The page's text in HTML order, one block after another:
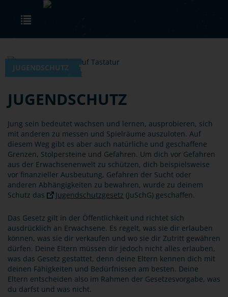
Skip to main content
JUGENDSCHUTZ
JUGENDSCHUTZ
Jung sein bedeutet wachsen und lernen, ausprobieren, sich
mit anderen zu messen und Spielräume auszuloten. Auf
diesem Weg gibt es aber auch natürliche und geschaffene
Grenzen, Stolpersteine und Gefahren. Um dich vor Gefahren
aus der Erwachsenenwelt zu schützen, dich beispielsweise
vor finanzieller Ausbeutung, Gefahren der Sucht oder
anderen Abhängigkeiten zu bewahren, wurde zu deinem
Schutz das
Jugendschutzgesetz (JuSchG) geschaffen.
Das Gesetz gilt in der Öffentlichkeit und richtet sich
ausdrücklich an Erwachsene. Es regelt, was sie dir erlauben
können, was sie dir verkaufen und wo sie dir Zutritt gewähren
dürfen. Deine Eltern müssen dir jedoch nicht alles erlauben,
was das Gesetz gestattet, denn deine Eltern kennen dich mit
deinen Fähigkeiten und Bedürfnissen am besten. Deine
Eltern entscheiden also im Rahmen der Gesetzesvorgabe, was
du darfst und was nicht.